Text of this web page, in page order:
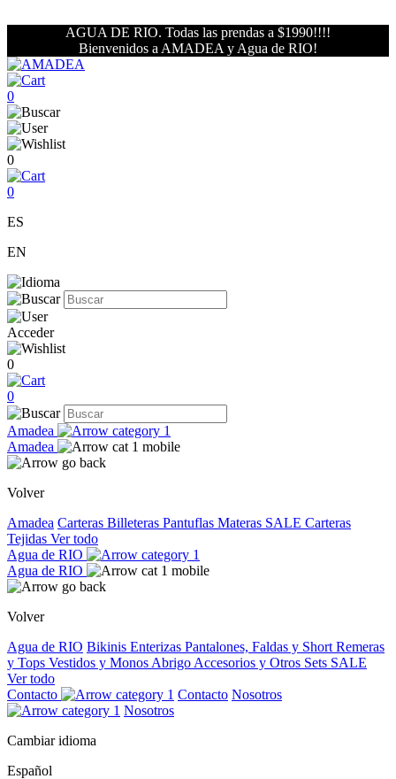
AGUA DE RIO. Todas las prendas a $1990!!!!
Bienvenidos a AMADEA y Agua de RIO!
0
0
0
ES
EN
Acceder
0
0
Amadea
Amadea
Volver
Amadea Carteras Billeteras Pantuflas Materas SALE Carteras
Tejidas Ver todo
Agua de RIO
Agua de RIO
Volver
Agua de RIO Bikinis Enterizas Pantalones, Faldas y Short Remeras
y Tops Vestidos y Monos Abrigo Accesorios y Otros Sets SALE
Ver todo
Contacto
Contacto Nosotros
Nosotros
Cambiar idioma
Español